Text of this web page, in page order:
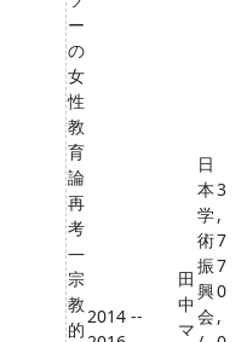
ー
の
女
性
教
育
論
再
考
―
宗
教
的
2014 --
田
中
マ
日
本
学
術
振
興
会
3
,
7
7
0
,